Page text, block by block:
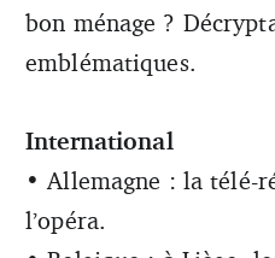
bon ménage ?
emblématiques.
International
• Allemagne : la télé-
l’opéra.